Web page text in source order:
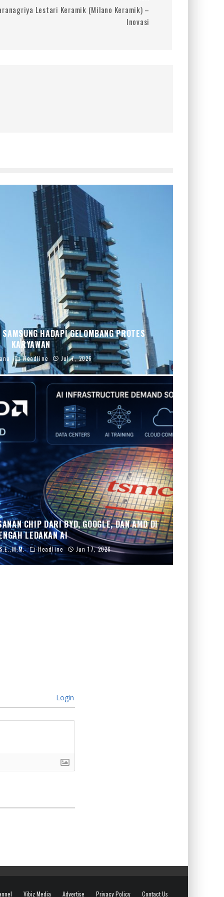
Lestari Keramik (Milano Keramik) –
Inovasi
HADAPI GELOMBANG PROTES
KARYAWAN
Headline Jul 7, 2026
CHIP DARI BYD, GOOGLE, DAN AMD DI
LEDAKAN AI
Headline Jun 17, 2026
Login
Vibiz Media Advertise Privacy Policy Contact Us